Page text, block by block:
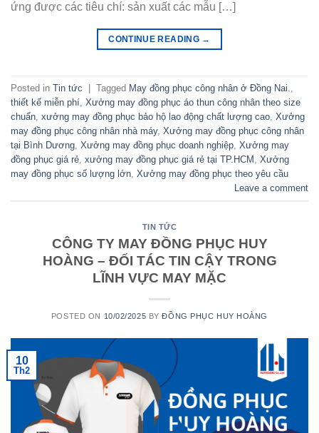
ứng được các tiêu chí: sản xuất các mẫu […]
CONTINUE READING →
Posted in Tin tức | Tagged May đồng phục công nhân ở Đồng Nai.
thiết kế miễn phí Xưởng may đồng phục áo thun công nhân theo size
chuẩn xưởng may đồng phục bảo hộ lao động chất lượng cao Xưởng
may đồng phục công nhân nhà máy, Xưởng may đồng phục công nhân
tại Bình Dương Xưởng may đồng phục doanh nghiệp Xưởng may
đồng phục giá rẻ xưởng may đồng phục giá rẻ tại TP.HCM Xưởng
may đồng phục số lượng lớn Xưởng may đồng phục theo yêu cầu
Leave a comment
TIN TỨC
CÔNG TY MAY ĐỒNG PHỤC HUY
HOÀNG – ĐỐI TÁC TIN CẬY TRONG
LĨNH VỰC MAY MẶC
POSTED ON 10/02/2025 BYĐỒNG PHỤC HUY HOÀNG
10
Th2